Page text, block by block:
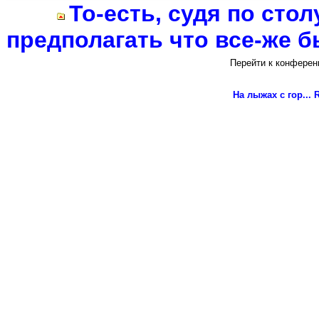
То-есть, судя по
предполагать что все-же
Перейти к
На лыжах с гор...